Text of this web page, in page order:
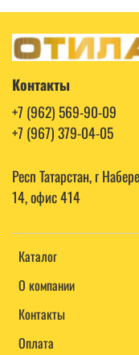
Каталог
О компании
Контакты
Оплата
Контакты
+7 (962) 569-90-09
+7 (967) 379-04-05
Респ Татарстан, г
14, офис 414